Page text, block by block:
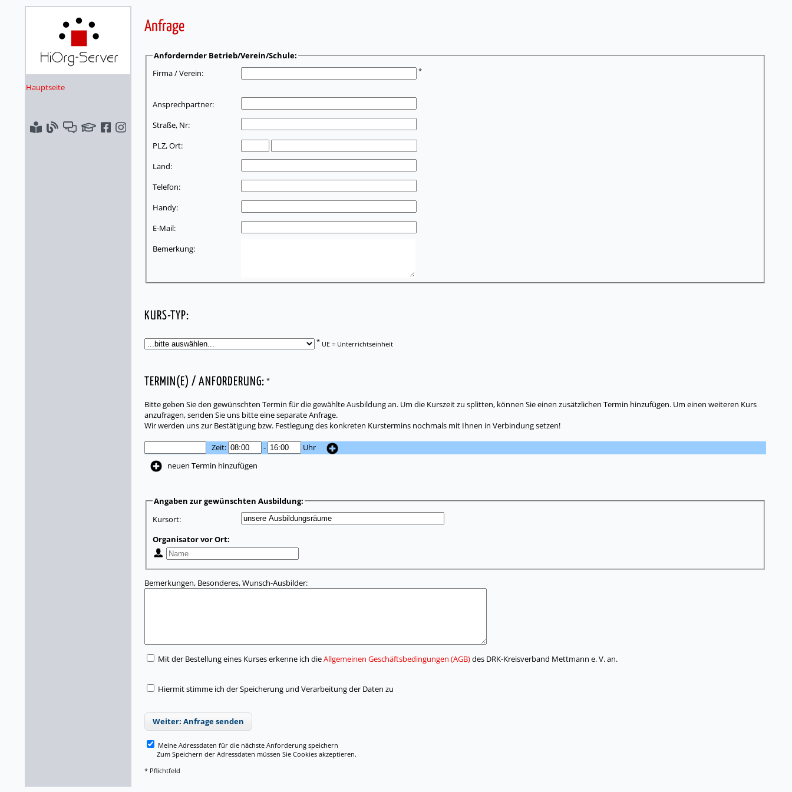
Hauptseite
Anfrage
Anfordernder Betrieb/Verein/Schule:
Firma / Verein:
*
Ansprechpartner:
Straße, Nr:
PLZ, Ort:
Land:
Telefon:
Handy:
E-Mail:
Bemerkung:
KURS-TYP:
* UE = Unterrichtseinheit
TERMIN(E) / ANFORDERUNG: *
Bitte geben Sie den gewünschten Termin für die gewählte Ausbildung an. Um die Kurszeit zu splitten, können Sie einen zusätzlichen Termin hinzufügen. Um einen weiteren Kurs
anzufragen, senden Sie uns bitte eine separate Anfrage.
Wir werden uns zur Bestätigung bzw. Festlegung des konkreten Kurstermins nochmals mit Ihnen in Verbindung setzen!
Zeit: -
Uhr
neuen Termin hinzufügen
Angaben zur gewünschten Ausbildung:
Kursort:
Organisator vor Ort:
Bemerkungen, Besonderes, Wunsch-Ausbilder:
Mit der Bestellung eines Kurses erkenne ich dieAllgemeinen Geschäftsbedingungen (AGB)des DRK-Kreisverband Mettmann e. V. an.
Hiermit stimme ich der Speicherung und Verarbeitung der Daten zu
Weiter: Anfrage senden
Meine Adressdaten für die nächste Anforderung speichern
Zum Speichern der Adressdaten müssen Sie Cookies akzeptieren.
* Pflichtfeld